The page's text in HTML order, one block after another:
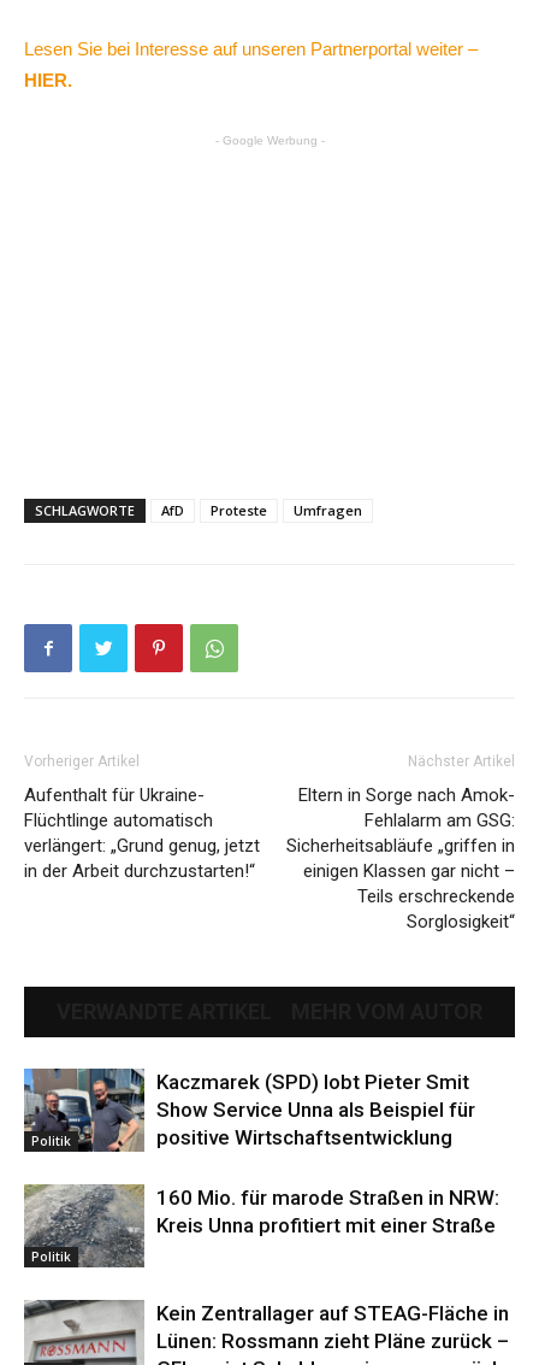
Lesen Sie bei Interesse auf unseren Partnerportal weiter –
HIER.
- Google Werbung -
SCHLAGWORTE AfD Proteste Umfragen
Vorheriger Artikel
Aufenthalt für Ukraine-
Flüchtlinge automatisch
verlängert: „Grund genug, jetzt
in der Arbeit durchzustarten!“
Nächster Artikel
Eltern in Sorge nach Amok-
Fehlalarm am GSG:
Sicherheitsabläufe „griffen in
einigen Klassen gar nicht –
Teils erschreckende
Sorglosigkeit“
Politik
Kaczmarek (SPD) lobt Pieter Smit
Show Service Unna als Beispiel für
positive Wirtschaftsentwicklung
Politik
160 Mio. für marode Straßen in NRW:
Kreis Unna profitiert mit einer Straße
Kein Zentrallager auf STEAG-Fläche in
Lünen: Rossmann zieht Pläne zurück –